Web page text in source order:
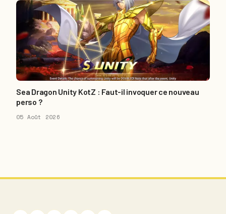
Sea Dragon Unity KotZ : Faut-il invoquer ce nouveau
perso ?
05 Août 2026